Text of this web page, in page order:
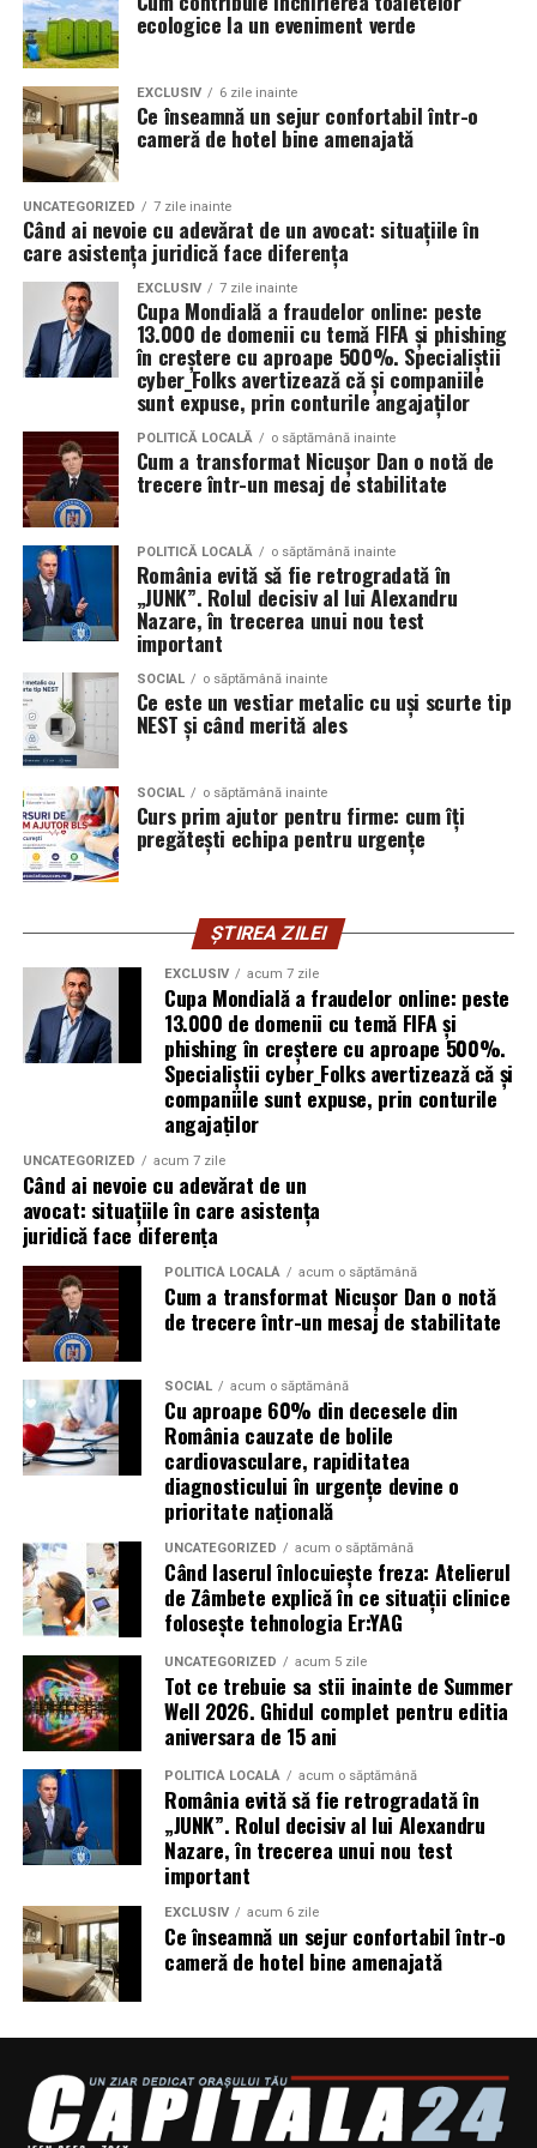
Într-un context în care competitivitatea României
scade, investiția în calitatea managementului poate
deveni unul dintre cele mai importante avantaje
strategice ale organizațiilor românești.
Florina Lepădatu, Program Manager
E-mail:florina@alianta.org
advertoriale și training de marketing și storytelling. „Nu
știam cum să vorbesc despre mine fără să vorbesc doar
despre clienți”, spune ea. A ales să schimbe asta.
Lucia Ardelean este arhitect de interior și designer
grafic, cu un parcurs care îmbină estetica și
funcționalul. Crede că vizibilitatea nu este opțională
pentru un profesionist care vrea să fie ales pentru ce
știe, nu doar pentru ce arată în portofoliu.
Patricia Constandacheactivează în vânzări și relații cu
clienții. A pornit de la convingerea că oamenii cumpără
de la oameni, nu de la branduri, iar asta înseamnă că
prezența personală contează la fel de mult ca produsul.
Iuliana Gabriela Enescu este specialist în fotografie si
videografie cu dronă. Știe că domeniul ei este dominat
de bărbați și că vizibilitatea ei ca profesionistă este, în
sine, un argument.
Isabela Alexandruoferă servicii de consiliere de cuplu
și psihoterapie. Lucrează zilnic cu oameni care încearcă
să se înțeleagă mai bine și crede că autenticitatea
trebuie să înceapă de la ea.
Oana Teslarueste consultant financiar și expert în
investiții imobiliare. A ales să fie prezentă cu vocea ei
într-un domeniu în care credibilitatea se construiește
greu și se pierde repede.
Mirela Iacobvinde cosmetice naturale și lucrează cu
femei care vor produse în care au încredere. Prezența ei
ei e real.
Ștefania Filip
este numerolog și lucrează cu
antreprenori care vor să ia decizii mai aliniate cu ce sunt
ei cu adevărat. Alege să fie vizibilă pentru că domeniul ei
câștigă credibilitate prin oameni, nu prin concepte.
Mihaela Antocheactivează în nutriție și sănătate.
Crede că informația corectă ajunge la oamenii potriviți
doar atunci când vine de la o sursă cu chip și nume.
De ce contează vizibilitatea, nu
doar activitatea
Campania „Aleg să fiu vizibilă” ( #AlegSaFiuVizibila)
este doar despre fotografie. Este despre o decizie pe
care fiecare dintre aceste femei a luat-o conștient: să nu
mai lase calitatea muncii lor să rămână un secret bine
păzit.
România are sute de mii de femei antreprenor. Mulți
dintre cei care ar beneficia de serviciile lor nu le cunosc,
nu pentru că nu le caută, ci pentru că nu le găsesc.
Vizibilitatea profesională nu este vanitate. Este o parte
din afacere.
Asociația Antreprenoare.ro a construit, prin această
campanie, o arhivă de povești reale. Toate participantele
din prima rundă vor apărea pe prima pagină a
antreprenoare.ro
timp de un an.
Campania #AlegSaFiuVizibila
continuă
„Aleg să fiu vizibilă” se extinde în noi orașe. Sesiunile de
fotografie de brand personal și micro-interviurile cu
antreprenoare din toată România vor continua să fie
publicate pe antreprenoare.ro.
comunitate sau din etapele viitoare ale campaniei, mai
multe informații peantreprenoare.ro
sau la
ecologice la un eveniment verde
EXCLUSIV 6 zile inainte
Ce înseamnă un sejur confortabil într-o
cameră de hotel bine amenajată
UNCATEGORIZED 7 zile inainte
Când ai nevoie cu adevărat de un avocat: situațiile în
care asistența juridică face diferența
EXCLUSIV 7 zile inainte
Cupa Mondială a fraudelor online: peste
13.000 de domenii cu temă FIFA și phishing
în creștere cu aproape 500%. Specialiștii
cyber_Folks avertizează că și companiile
sunt expuse, prin conturile angajaților
POLITICĂ LOCALĂ o săptămână inainte
Cum a transformat Nicușor Dan o notă de
trecere într-un mesaj de stabilitate
POLITICĂ LOCALĂ o săptămână inainte
România evită să fie retrogradată în
„JUNK”. Rolul decisiv al lui Alexandru
Nazare, în trecerea unui nou test
important
SOCIAL o săptămână inainte
Ce este un vestiar metalic cu uși scurte tip
NEST și când merită ales
SOCIAL o săptămână inainte
Curs prim ajutor pentru firme: cum îți
pregătești echipa pentru urgențe
ȘTIREA ZILEI
EXCLUSIV acum 7 zile
Cupa Mondială a fraudelor online: peste
13.000 de domenii cu temă FIFA și
phishing în creștere cu aproape 500%.
Specialiștii cyber_Folks avertizează că și
companiile sunt expuse, prin conturile
angajaților
UNCATEGORIZED acum 7 zile
Când ai nevoie cu adevărat de un
avocat: situațiile în care asistența
juridică face diferența
POLITICĂ LOCALĂ acum o săptămână
Cum a transformat Nicușor Dan o notă
de trecere într-un mesaj de stabilitate
SOCIAL acum o săptămână
Cu aproape 60% din decesele din
România cauzate de bolile
cardiovasculare, rapiditatea
diagnosticului în urgențe devine o
prioritate națională
UNCATEGORIZED acum o săptămână
Când laserul înlocuiește freza: Atelierul
de Zâmbete explică în ce situații clinice
folosește tehnologia Er:YAG
UNCATEGORIZED acum 5 zile
Tot ce trebuie sa stii inainte de Summer
Well 2026. Ghidul complet pentru editia
aniversara de 15 ani
POLITICĂ LOCALĂ acum o săptămână
România evită să fie retrogradată în
„JUNK”. Rolul decisiv al lui Alexandru
Nazare, în trecerea unui nou test
important
EXCLUSIV acum 6 zile
Ce înseamnă un sejur confortabil într-o
cameră de hotel bine amenajată